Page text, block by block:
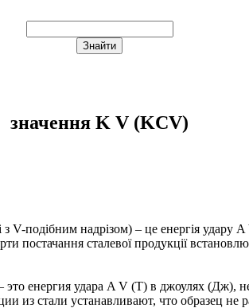
значення K V (KCV)
V-подібним надрізом) – це енергія
постачання сталевої продукції
енергия удара A V (T) в джоулях (Дж),
из стали устанавливают, что образец